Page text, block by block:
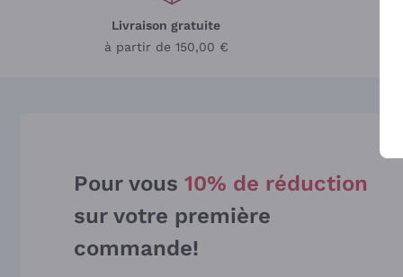
Livraison gratuite
à partir de 150,00 €
Pour vous 10% de réduction
sur votre première
commande!